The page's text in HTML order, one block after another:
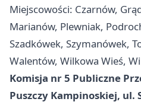
Miejscowości: Czarnów,
Marianów, Plewniak,
Szadkówek, Szymanówek,
Walentów, Wilkowa Wieś,
Komisja nr 5 Publiczne
Puszczy Kampinoskiej, ul.